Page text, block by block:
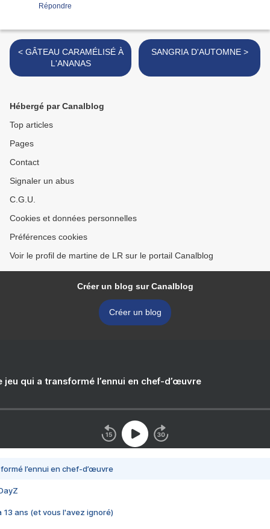
Répondre
< GÂTEAU CARAMÉLISÉ À
L'ANANAS
SANGRIA D'AUTOMNE >
Hébergé par Canalblog
Top articles
Pages
Contact
Signaler un abus
C.G.U.
Cookies et données personnelles
Préférences cookies
Voir le profil de martine de LR sur le portail Canalblog
Créer un blog sur Canalblog
Créer un blog
jeu qui a transformé l’ennui en chef-d’œuvre
l’ennui en chef-d’œuvre
13 ans (et vous l'avez ignoré)